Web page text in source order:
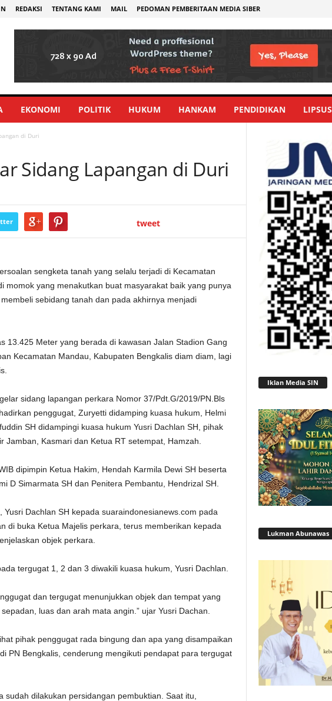
REDAKSI TENTANG KAMI MAIL PEDOMAN PEMBERITAAN MEDIA SIBER
EKONOMI POLITIK HUKUM HANKAM PENDIDIKAN LIPSUS
di Duri
Sidang Lapangan di Duri
tweet
sengketa tanah yang selalu terjadi di Kecamatan
momok yang menakutkan buat masyarakat baik yang punya
sebidang tanah dan pada akhirnya menjadi
13.425 Meter yang berada di kawasan Jalan Stadion Gang
Kecamatan Mandau, Kabupaten Bengkalis diam diam, lagi
sidang lapangan perkara Nomor 37/Pdt.G/2019/PN.Bls
penggugat, Zuryetti didamping kuasa hukum, Helmi
SH didampingi kuasa hukum Yusri Dachlan SH, pihak
Jamban, Kasmari dan Ketua RT setempat, Hamzah.
dipimpin Ketua Hakim, Hendah Karmila Dewi SH beserta
D Simarmata SH dan Penitera Pembantu, Hendrizal SH.
Dachlan SH kepada suaraindonesianews.com pada
di buka Ketua Majelis perkara, terus memberikan kepada
objek perkara.
tergugat 1, 2 dan 3 diwakili kuasa hukum, Yusri Dachlan.
dan tergugat menunjukkan objek dan tempat yang
luas dan arah mata angin.” ujar Yusri Dachan.
pihak penggugat rada bingung dan apa yang disampaikan
PN Bengkalis, cenderung mengikuti pendapat para tergugat
sudah dilakukan persidangan pembuktian. Saat itu,
Iklan Media SIN
Lukman Abunawas